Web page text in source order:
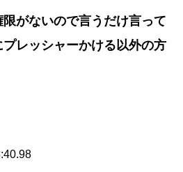
がないので言うだけ言って
レッシャーかける以外の方